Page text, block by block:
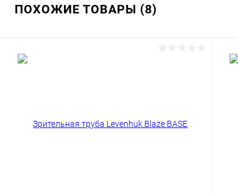
ПОХОЖИЕ ТОВАРЫ (8)